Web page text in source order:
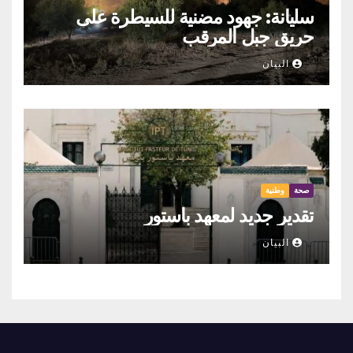
سليانة: جهود مضنية للسيطرة على
حريق جبل المرقب
البيان
صحة وطنية
تقدير جديد لمعهد باستور
البيان